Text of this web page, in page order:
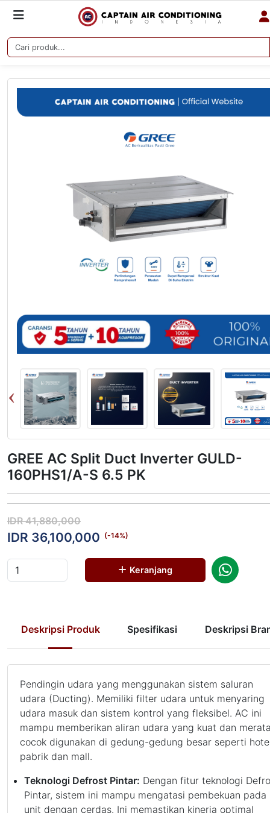
GREE AC Split Duct Inverter GULD-
160PHS1/A-S 6.5 PK
IDR 41,880,000
IDR 36,100,000 (-14%)
Keranjang
Deskripsi Produk Spesifikasi Deskripsi
Pendingin udara yang menggunakan sistem saluran
udara (Ducting). Memiliki filter udara untuk menyaring
udara masuk dan sistem kontrol yang fleksibel. AC ini
mampu memberikan aliran udara yang kuat dan
cocok digunakan di gedung-gedung besar seperti
pabrik dan mall.
Teknologi Defrost Pintar: Dengan fitur teknologi
Pintar, sistem ini mampu mengatasi pembekuan pada
unit dengan cerdas. Ini memastikan kinerja optimal